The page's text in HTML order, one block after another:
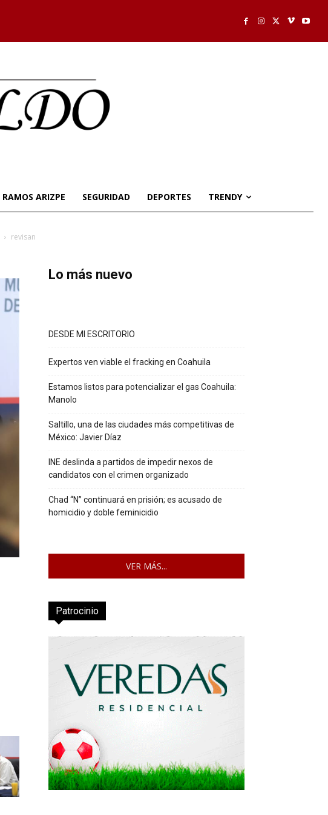
RAMOS ARIZPE SEGURIDAD DEPORTES TRENDY
revisan
Lo más nuevo
DESDE MI ESCRITORIO
Expertos ven viable el fracking en Coahuila
Estamos listos para potencializar el gas Coahuila:
Manolo
Saltillo, una de las ciudades más competitivas de
México: Javier Díaz
INE deslinda a partidos de impedir nexos de
candidatos con el crimen organizado
Chad “N” continuará en prisión; es acusado de
homicidio y doble feminicidio
VER MÁS...
Patrocinio